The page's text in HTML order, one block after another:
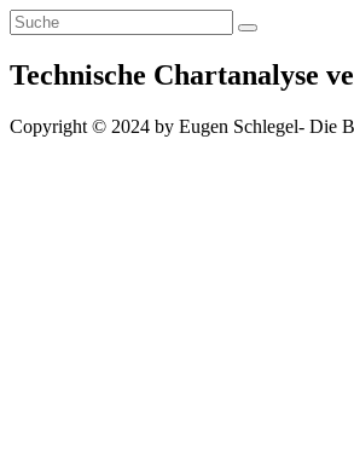
Zum
Inhalt
springen
Technische Chartanalyse
Copyright © 2024 by Eugen Schlegel- Die